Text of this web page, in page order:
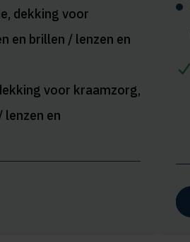
dekking voor
en brillen / lenzen en
voor kraamzorg,
en